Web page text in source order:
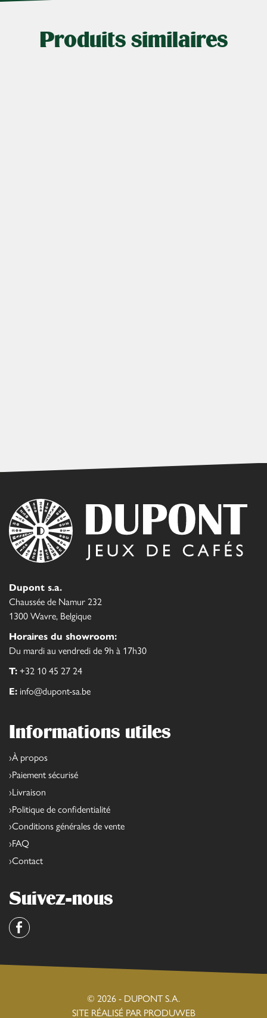
Produits similaires
Dupont s.a.
Chaussée de Namur 232
1300 Wavre, Belgique
Horaires du showroom:
Du mardi au vendredi de 9h à 17h30
T: +32 10 45 27 24
E: info@dupont-sa.be
Informations utiles
À propos
Paiement sécurisé
Livraison
Politique de confidentialité
Conditions générales de vente
FAQ
Contact
Suivez-nous
Facebook
© 2026 - DUPONT S.A.
SITE RÉALISÉ PAR PRODUWEB